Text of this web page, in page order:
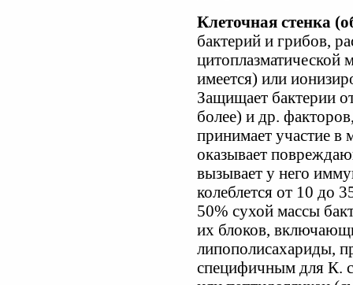
Клеточная стенка
бактерий и грибов,
цитоплазматической
имеется) или
Защищает бактерии
более) и др.
принимает участие в
оказывает
вызывает у него
колеблется от 10 до
50% сухой массы
их блоков,
липополисахариды,
специфичным для К.